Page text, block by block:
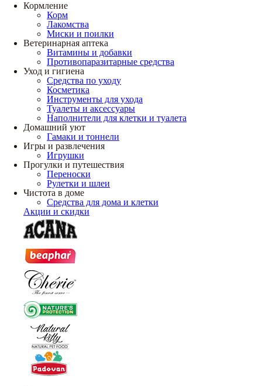
Кормление
Корм
Лакомства
Миски и поилки
Ветеринарная аптека
Витамины и добавки
Противопаразитарные средства
Уход и гигиена
Средства по уходу
Косметика
Инструменты для ухода
Туалеты и аксессуары
Наполнители для клетки и туалета
Домашний уют
Гамаки и тоннели
Игры и развлечения
Игрушки
Прогулки и путешествия
Переноски
Рулетки и шлеи
Чистота в доме
Средства для дома и клетки
Акции и скидки